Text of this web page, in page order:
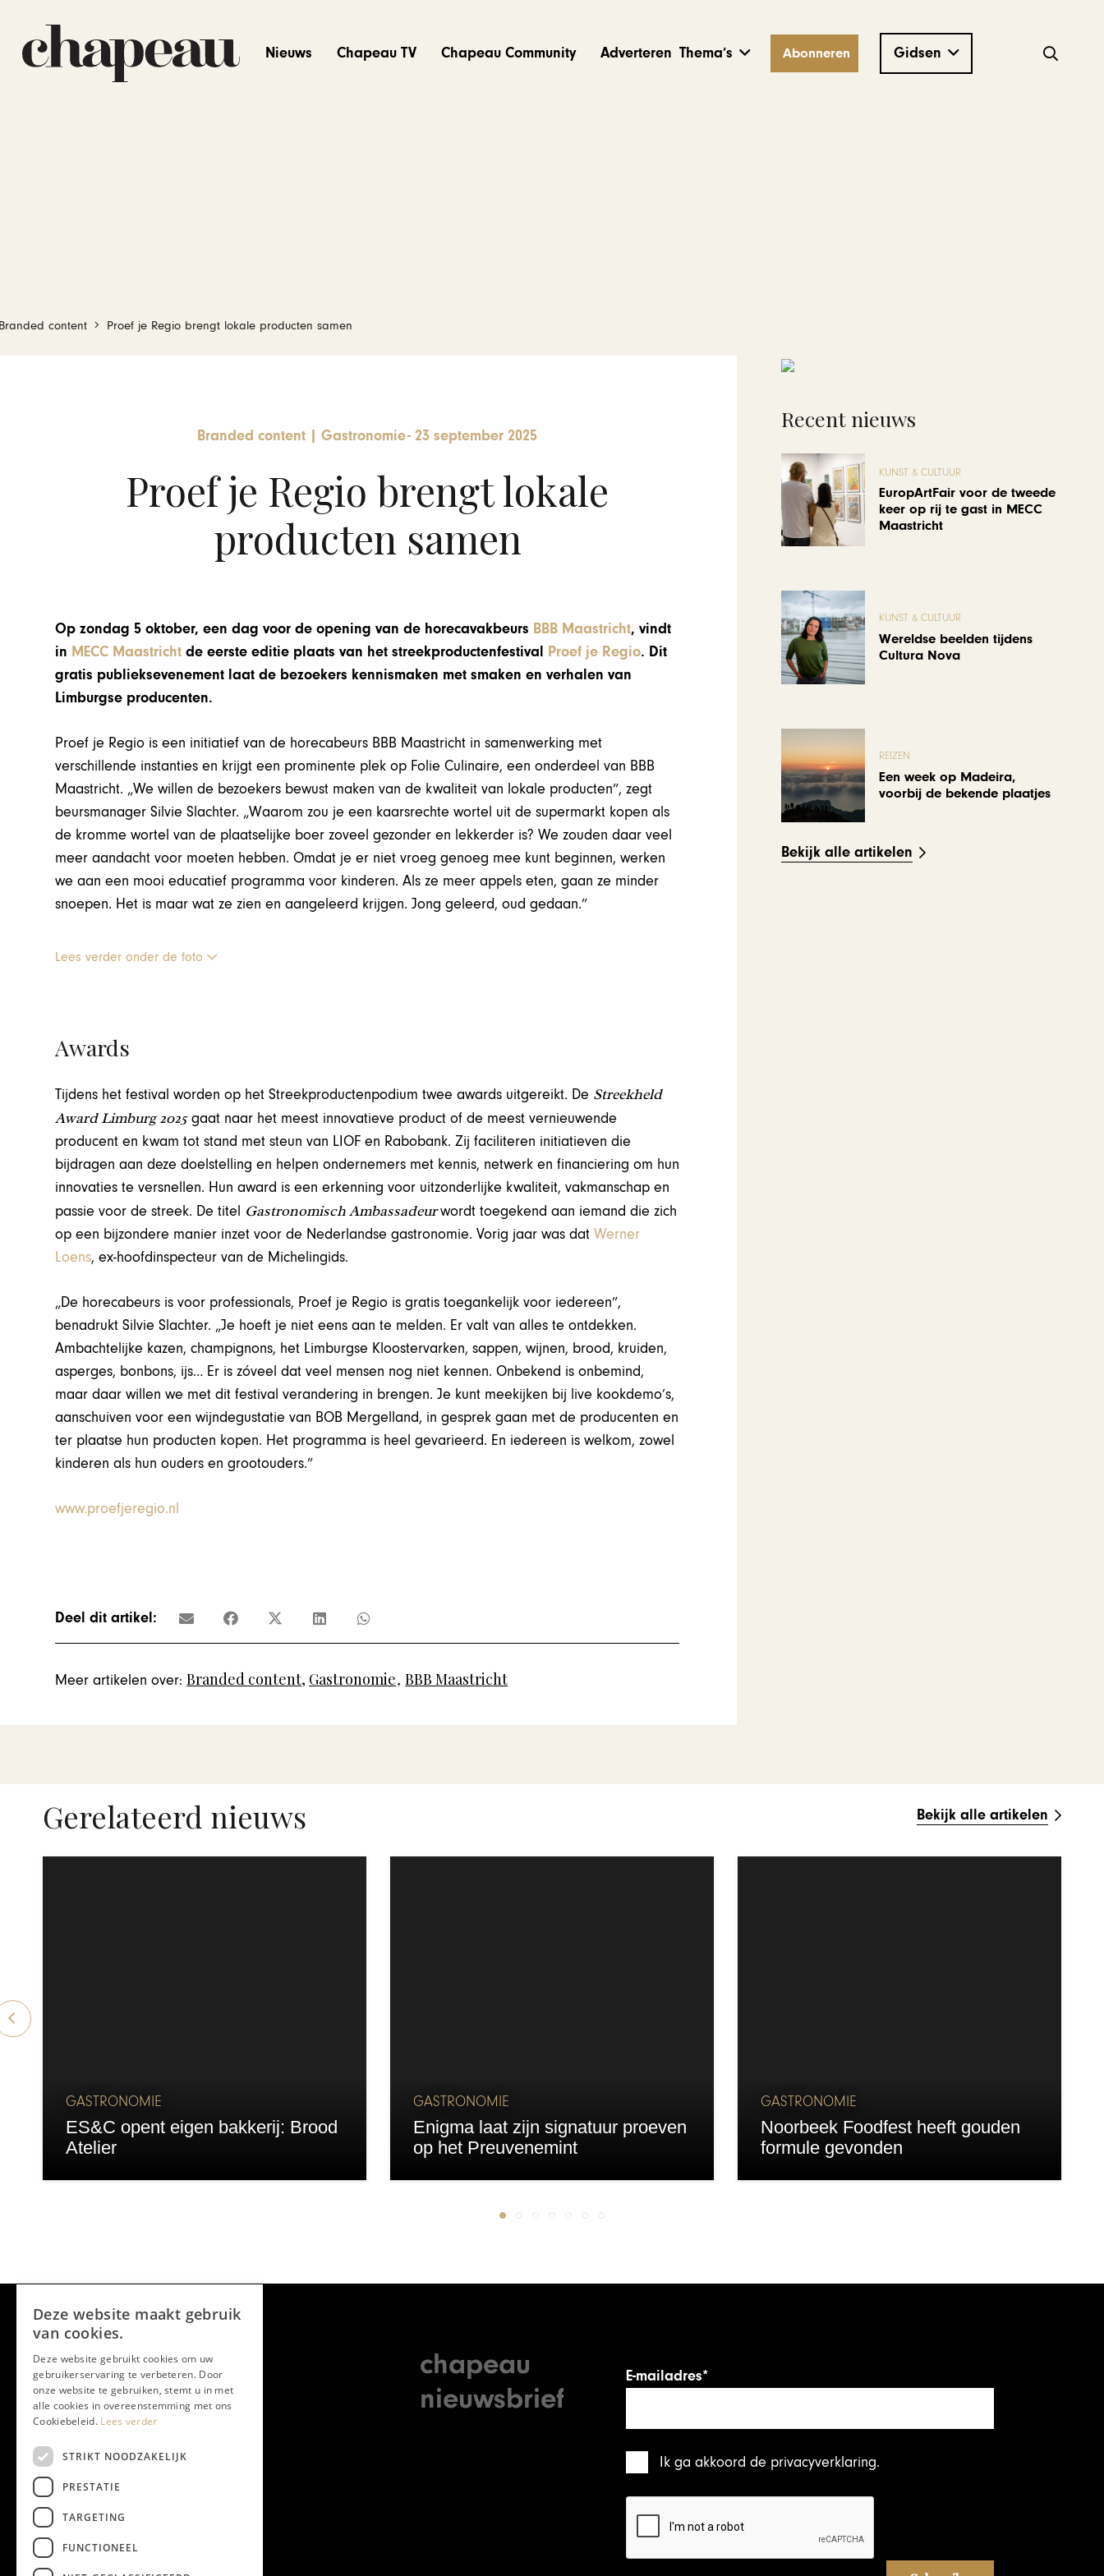
Nieuws Chapeau TV Chapeau Community Adverteren Thema’s Abonneren Gidsen
content Proef je Regio brengt lokale producten samen
Branded content Gastronomie-23 september 2025
Proef je Regio brengt lokale
producten samen
Op zondag 5 oktober, een dag voor de opening van de horecavakbeurs BBB Maastricht, vindt
in MECC Maastricht de eerste editie plaats van het streekproductenfestival Proef je Regio. Dit
gratis publieksevenement laat de bezoekers kennismaken met smaken en verhalen van
Limburgse producenten.
Proef je Regio is een initiatief van de horecabeurs BBB Maastricht in samenwerking met
verschillende instanties en krijgt een prominente plek op Folie Culinaire, een onderdeel van BBB
Maastricht. „We willen de bezoekers bewust maken van de kwaliteit van lokale producten”, zegt
beursmanager Silvie Slachter. „Waarom zou je een kaarsrechte wortel uit de supermarkt kopen als
de kromme wortel van de plaatselijke boer zoveel gezonder en lekkerder is? We zouden daar veel
meer aandacht voor moeten hebben. Omdat je er niet vroeg genoeg mee kunt beginnen, werken
we aan een mooi educatief programma voor kinderen. Als ze meer appels eten, gaan ze minder
snoepen. Het is maar wat ze zien en aangeleerd krijgen. Jong geleerd, oud gedaan.”
Lees verder onder de foto
Awards
Tijdens het festival worden op het Streekproductenpodium twee awards uitgereikt. De Streekheld
Award Limburg 2025gaat naar het meest innovatieve product of de meest vernieuwende
producent en kwam tot stand met steun van LIOF en Rabobank. Zij faciliteren initiatieven die
bijdragen aan deze doelstelling en helpen ondernemers met kennis, netwerk en financiering om hun
innovaties te versnellen. Hun award is een erkenning voor uitzonderlijke kwaliteit, vakmanschap en
passie voor de streek. De titel Gastronomisch Ambassadeurwordt toegekend aan iemand die zich
op een bijzondere manier inzet voor de Nederlandse gastronomie. Vorig jaar was datWerner
Loens, ex-hoofdinspecteur van de Michelingids.
„De horecabeurs is voor professionals, Proef je Regio is gratis toegankelijk voor iedereen”,
benadrukt Silvie Slachter. „Je hoeft je niet eens aan te melden. Er valt van alles te ontdekken.
Ambachtelijke kazen, champignons, het Limburgse Kloostervarken, sappen, wijnen, brood, kruiden,
asperges, bonbons, ijs… Er is zóveel dat veel mensen nog niet kennen. Onbekend is onbemind,
maar daar willen we met dit festival verandering in brengen. Je kunt meekijken bij live kookdemo’s,
aanschuiven voor een wijndegustatie van BOB Mergelland, in gesprek gaan met de producenten en
ter plaatse hun producten kopen. Het programma is heel gevarieerd. En iedereen is welkom, zowel
kinderen als hun ouders en grootouders.”
www.proefjeregio.nl
Deel dit artikel:
Meer artikelen over: Branded content, Gastronomie, BBB Maastricht
Recent nieuws
KUNST & CULTUUR
EuropArtFair voor de tweede
keer op rij te gast in MECC
Maastricht
KUNST & CULTUUR
Wereldse beelden tijdens
Cultura Nova
REIZEN
Een week op Madeira,
voorbij de bekende plaatjes
Bekijk alle artikelen
Gerelateerd nieuws Bekijk alle artikelen
GASTRONOMIE
ES&C opent eigen bakkerij: Brood
Atelier
GASTRONOMIE
Enigma laat zijn signatuur proeven
op het Preuvenemint
GASTRONOMIE
Noorbeek Foodfest heeft gouden
formule gevonden
chapeau
nieuwsbrief
E-mailadres*
Ik ga akkoord de privacyverklaring.
Deze website maakt gebruik
van cookies.
Deze website gebruikt cookies om uw
gebruikerservaring te verbeteren. Door
onze website te gebruiken, stemt u in met
alle cookies in overeenstemming met ons
Cookiebeleid. Lees verder
STRIKT NOODZAKELIJK
PRESTATIE
TARGETING
FUNCTIONEEL